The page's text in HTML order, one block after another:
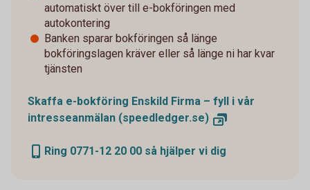
automatiskt över till e-bokföringen med
autokontering
Banken sparar bokföringen så länge
bokföringslagen kräver eller så länge ni har kvar
tjänsten
Skaffa e-bokföring Enskild Firma – fyll i vår
intresseanmälan (speedledger.se)
Ring 0771-12 20 00 så hjälper vi dig